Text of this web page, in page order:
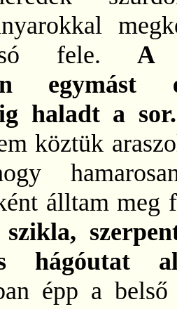
fele. A
haladt a
köztük
álltam
hágóutat
épp a